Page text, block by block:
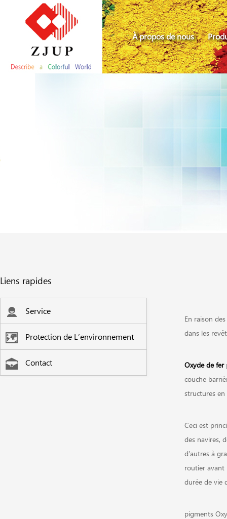
À propos de nous
Liens rapides
Service
Protection de L’environnement
Contact
En raison
dans les
Oxyde de fer
couche
structures
Ceci est
des navires,
d'autres à
routier avant
durée de vie
pigments